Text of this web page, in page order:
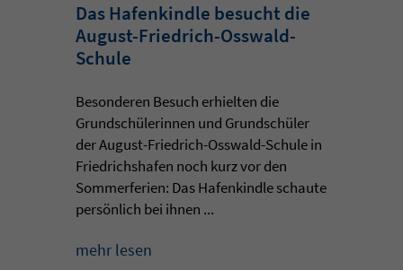
Das Hafenkindle besucht die
August-Friedrich-Osswald-
Schule
Besonderen Besuch erhielten die
Grundschülerinnen und Grundschüler
der August-Friedrich-Osswald-Schule in
Friedrichshafen noch kurz vor den
Sommerferien: Das Hafenkindle schaute
persönlich bei ihnen ...
mehr lesen